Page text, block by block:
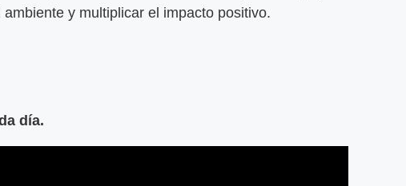
y multiplicar el impacto positivo.
día.